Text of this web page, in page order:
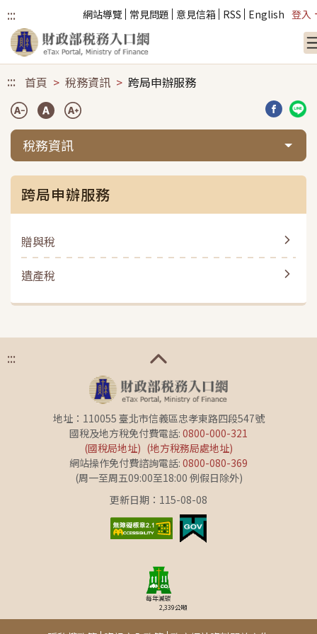
::: 網站導覽 常見問題 意見信箱 RSS English 登入
::: 首頁 稅務資訊 跨局申辦服務
分享到
分
稅務資訊
跨局申辦服務
贈與稅
遺產稅
:::
地址：110055 臺北市信義區忠孝東路四段547號
國稅及地方稅免付費電話: 0800-000-321
(國稅局地址) (地方稅務局處地址)
網站操作免付費諮詢電話: 0800-080-369
(周一至周五09:00至18:00 例假日除外)
更新日期：115-08-08
每年減碳
2,339公噸